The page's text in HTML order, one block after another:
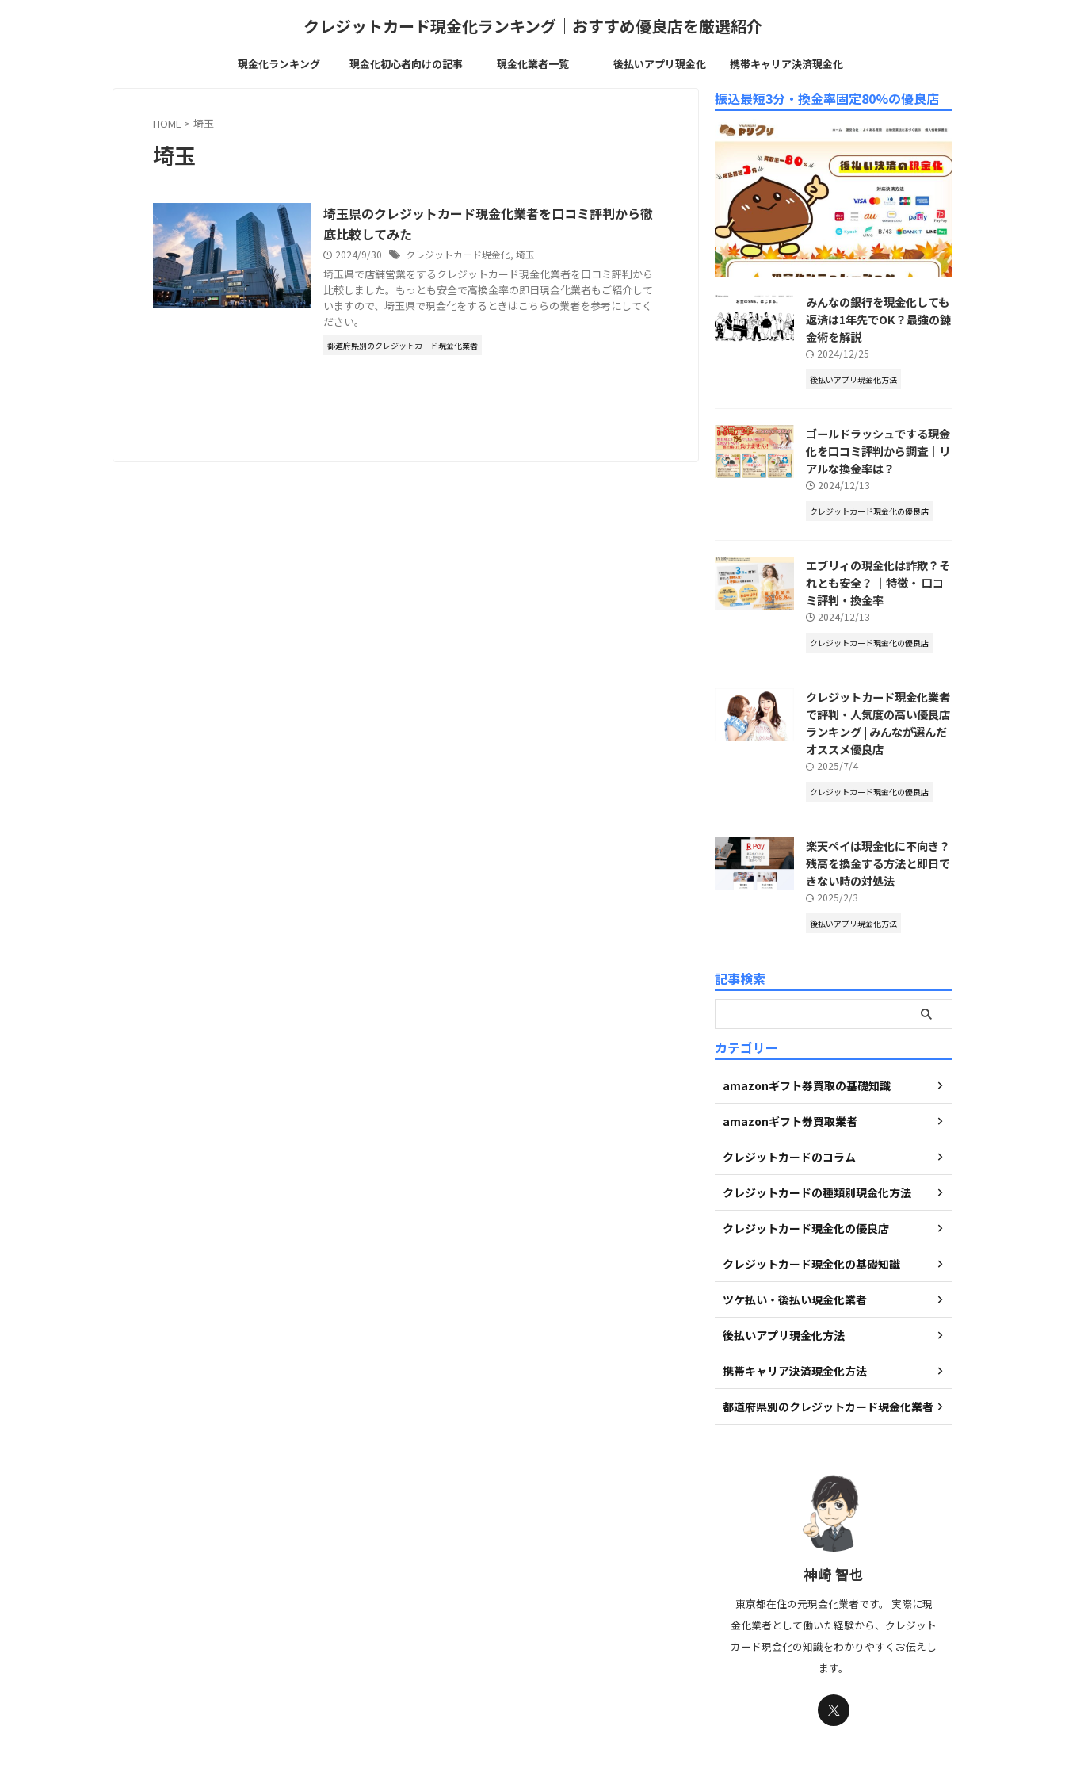
クレジットカード現金化ランキング｜おすすめ優良店を厳選紹介
現金化ランキング 現金化初心者向けの記事 現金化業者一覧 後払いアプリ現金化 携帯キャリア決済現金化
HOME > 埼玉
埼玉
埼玉県のクレジットカード現金化業者を口コミ評判から徹
底比較してみた
2024/9/30 クレジットカード現金化, 埼玉
埼玉県で店舗営業をするクレジットカード現金化業者を口コミ評判から
比較しました。もっとも安全で高換金率の即日現金化業者もご紹介して
いますので、埼玉県で現金化をするときはこちらの業者を参考にしてく
ださい。
都道府県別のクレジットカード現金化業者
振込最短3分・換金率固定80%の優良店
みんなの銀行を現金化しても
返済は1年先でOK？最強の錬
金術を解説
2024/12/25
後払いアプリ現金化方法
ゴールドラッシュでする現金
化を口コミ評判から調査｜リ
アルな換金率は？
2024/12/13
クレジットカード現金化の優良店
エブリィの現金化は詐欺？そ
れとも安全？ ｜特徴・ 口コ
ミ評判・換金率
2024/12/13
クレジットカード現金化の優良店
クレジットカード現金化業者
で評判・人気度の高い優良店
ランキング | みんなが選んだ
オススメ優良店
2025/7/4
クレジットカード現金化の優良店
楽天ペイは現金化に不向き？
残高を換金する方法と即日で
きない時の対処法
2025/2/3
後払いアプリ現金化方法
記事検索
カテゴリー
amazonギフト券買取の基礎知識
amazonギフト券買取業者
クレジットカードのコラム
クレジットカードの種類別現金化方法
クレジットカード現金化の優良店
クレジットカード現金化の基礎知識
ツケ払い・後払い現金化業者
後払いアプリ現金化方法
携帯キャリア決済現金化方法
都道府県別のクレジットカード現金化業者
神崎 智也
東京都在住の元現金化業者です。 実際に現
金化業者として働いた経験から、クレジット
カード現金化の知識をわかりやすくお伝えし
ます。